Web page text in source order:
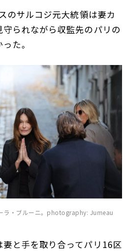
のサルコジ元大統領は妻カ
られながら収監先のパリの
た。
ラ・ブルーニ。photography: Jumeau
と手を取り合ってパリ16区